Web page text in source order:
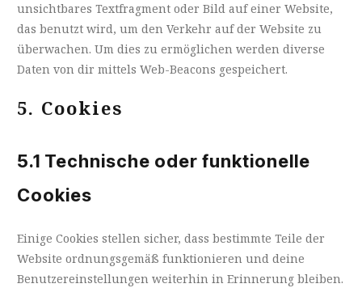
unsichtbares Textfragment oder Bild auf einer Website,
das benutzt wird, um den Verkehr auf der Website zu
überwachen. Um dies zu ermöglichen werden diverse
Daten von dir mittels Web-Beacons gespeichert.
5. Cookies
5.1 Technische oder funktionelle
Cookies
Einige Cookies stellen sicher, dass bestimmte Teile der
Website ordnungsgemäß funktionieren und deine
Benutzereinstellungen weiterhin in Erinnerung bleiben.